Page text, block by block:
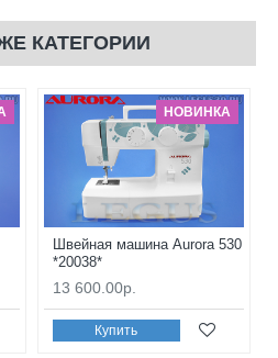
КАТЕГОРИИ
НОВИНКА
Швейная машина Aurora 530
*20038*
13 600.00р.
Купить